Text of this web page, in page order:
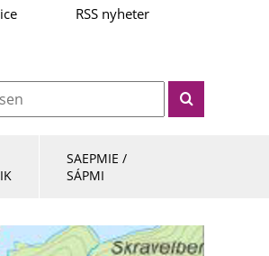
RSS nyheter
SAEPMIE /
SÁPMI